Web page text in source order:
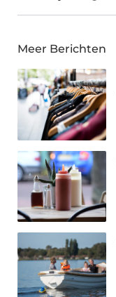
Meer Berichten